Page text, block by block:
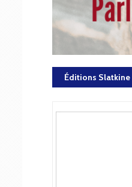
Éditions Slatkine